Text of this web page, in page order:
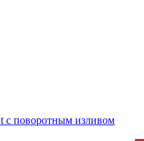
с поворотным изливом